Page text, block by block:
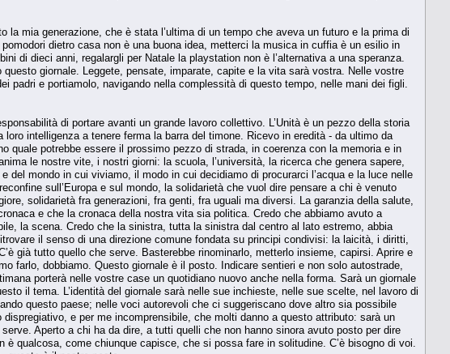
mia generazione, che è stata l’ultima di un tempo che aveva un futuro e la prima di
dietro casa non è una buona idea, metterci la musica in cuffia è un esilio in
di dieci anni, regalargli per Natale la playstation non è l’alternativa a una speranza.
giornale. Leggete, pensate, imparate, capite e la vita sarà vostra. Nelle vostre
e portiamolo, navigando nella complessità di questo tempo, nelle mani dei figli.
di portare avanti un grande lavoro collettivo. L’Unità è un pezzo della storia
intelligenza a tenere ferma la barra del timone. Ricevo in eredità - da ultimo da
quale potrebbe essere il prossimo pezzo di strada, in coerenza con la memoria e in
le nostre vite, i nostri giorni: la scuola, l’università, la ricerca che genera sapere,
del mondo in cui viviamo, il modo in cui decidiamo di procurarci l’acqua e la luce nelle
sull’Europa e sul mondo, la solidarietà che vuol dire pensare a chi è venuto
solidarietà fra generazioni, fra genti, fra uguali ma diversi. La garanzia della salute,
e che la cronaca della nostra vita sia politica. Credo che abbiamo avuto a
la scena. Credo che la sinistra, tutta la sinistra dal centro al lato estremo, abbia
il senso di una direzione comune fondata su principi condivisi: la laicità, i diritti,
già tutto quello che serve. Basterebbe rinominarlo, metterlo insieme, capirsi. Aprire e
farlo, dobbiamo. Questo giornale è il posto. Indicare sentieri e non solo autostrade,
porterà nelle vostre case un quotidiano nuovo anche nella forma. Sarà un giornale
il tema. L’identità del giornale sarà nelle sue inchieste, nelle sue scelte, nel lavoro di
questo paese; nelle voci autorevoli che ci suggeriscano dove altro sia possibile
e per me incomprensibile, che molti danno a questo attributo: sarà un
Aperto a chi ha da dire, a tutti quelli che non hanno sinora avuto posto per dire
qualcosa, come chiunque capisce, che si possa fare in solitudine. C’è bisogno di voi.